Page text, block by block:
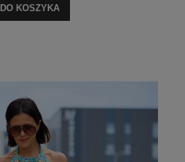
DO KOSZYKA